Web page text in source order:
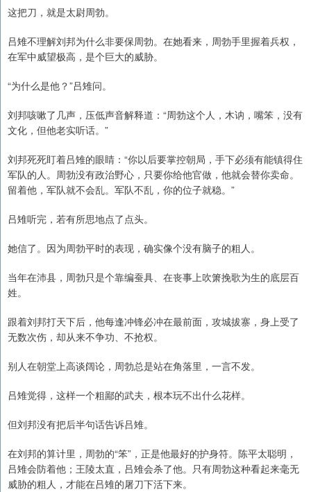
这把刀，就是太尉周勃。
吕雉不理解刘邦为什么非要保周勃。在她看来，周勃手里握着兵权，
在军中威望极高，是个巨大的威胁。
“为什么是他？”吕雉问。
刘邦咳嗽了几声，压低声音解释道：“周勃这个人，木讷，嘴笨，没有
文化，但他老实听话。”
刘邦死死盯着吕雉的眼睛：“你以后要掌控朝局，手下必须有能镇得住
军队的人。周勃没有政治野心，只要你给他官做，他就会替你卖命。
留着他，军队就不会乱。军队不乱，你的位子就稳。”
吕雉听完，若有所思地点了点头。
她信了。因为周勃平时的表现，确实像个没有脑子的粗人。
当年在沛县，周勃只是个靠编蚕具、在丧事上吹箫挽歌为生的底层百
姓。
跟着刘邦打天下后，他每逢冲锋必冲在最前面，攻城拔寨，身上受了
无数次伤，却从来不争功、不抢权。
别人在朝堂上高谈阔论，周勃总是站在角落里，一言不发。
吕雉觉得，这样一个粗鄙的武夫，根本玩不出什么花样。
但刘邦没有把后半句话告诉吕雉。
在刘邦的算计里，周勃的“笨”，正是他最好的护身符。陈平太聪明，
吕雉会防着他；王陵太直，吕雉会杀了他。只有周勃这种看起来毫无
威胁的粗人，才能在吕雉的屠刀下活下来。